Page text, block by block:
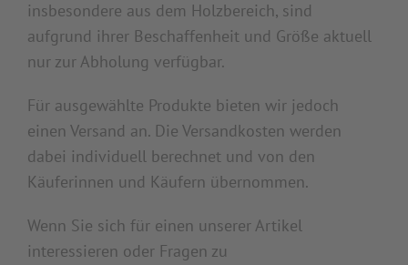
insbesondere aus dem Holzbereich, sind
aufgrund ihrer Beschaffenheit und Größe aktuell
nur zur Abholung verfügbar.
Für ausgewählte Produkte bieten wir jedoch
einen Versand an. Die Versandkosten werden
dabei individuell berechnet und von den
Käuferinnen und Käufern übernommen.
Wenn Sie sich für einen unserer Artikel
interessieren oder Fragen zu